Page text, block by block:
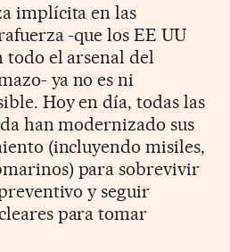
implícita en las
-que los EE UU
el arsenal del
ya no es ni
Hoy en día, todas las
han modernizado sus
(incluyendo misiles,
para sobrevivir
y seguir
para tomar